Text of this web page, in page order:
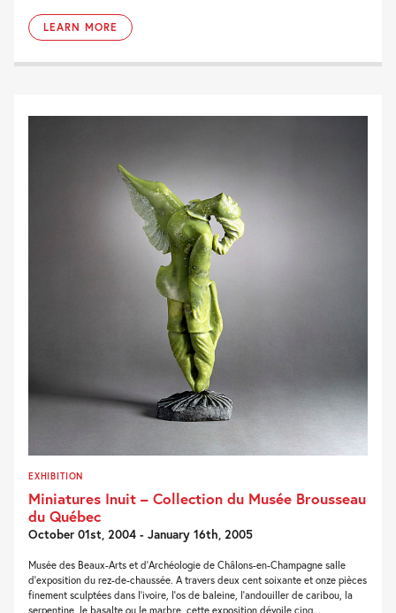
LEARN MORE
EXHIBITION
Miniatures Inuit – Collection du Musée Brousseau
du Québec
October 01st, 2004 - January 16th, 2005
Musée des Beaux-Arts et d’Archéologie de Châlons-en-Champagne salle
d’exposition du rez-de-chaussée. A travers deux cent soixante et onze pièces
finement sculptées dans l’ivoire, l’os de baleine, l’andouiller de caribou, la
serpentine, le basalte ou le marbre, cette exposition dévoile cinq...